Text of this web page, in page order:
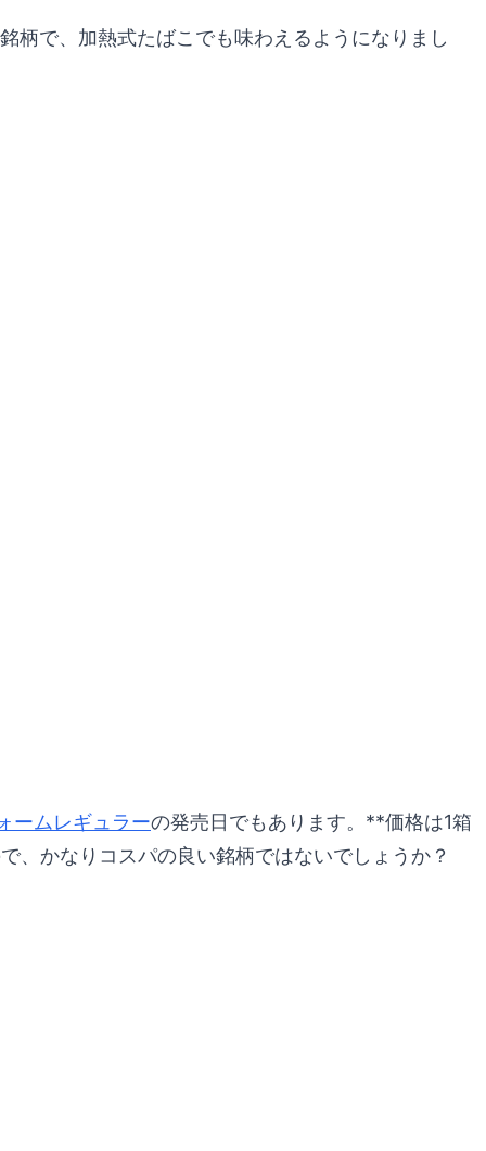
柄で、加熱式たばこでも味わえるようになりまし
ームレギュラーの発売日でもあります。**価格は1箱
かなりコスパの良い銘柄ではないでしょうか？